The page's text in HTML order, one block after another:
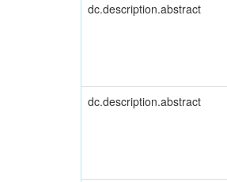
dc.description.abstract
dc.description.abstract